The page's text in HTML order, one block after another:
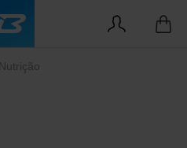
Nutrição